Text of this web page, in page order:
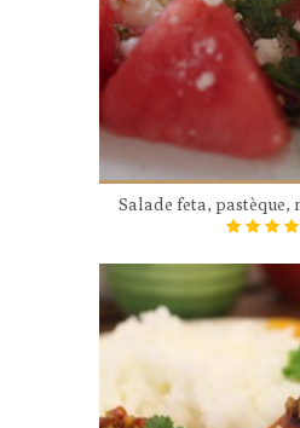
Salade feta, pastèque,